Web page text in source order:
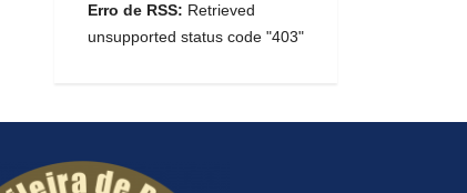
Erro de RSS: Retrieved
unsupported status code "403"